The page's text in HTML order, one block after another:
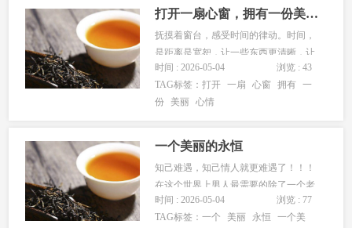
象在这个时候，看见了美丽的画眉，在
桃花深处抢点。所有的桃花都象在为你
飞翔，...
打开一扇心窗，拥有一份美丽的心情
抚摸着窗台，感受时间的律动。时间，
是距离是宽恕，让一些东西更清晰，让
一些感情更明白，让一切都趋于平静。
窗外，是另一种人生。有时候，我们会
深深的爱上一个人，没有原因，也没有
分。这个人，也许不在身边，也许永远
时间 : 2026-05-04
浏览 : 43
TAG标签：打开 一扇 心窗 拥有 一
份
美丽 心情
一个美丽的永恒
知己难遇，知己情人就更难遇了！！！
在这个世界上男人最需要的除了一个老
婆外，还要有一个知已情人。做知己情
人，最重要的是恪守界限。一个男人，
时间 : 2026-05-04
浏览 : 77
TAG标签：一个 美丽 永恒
一个美